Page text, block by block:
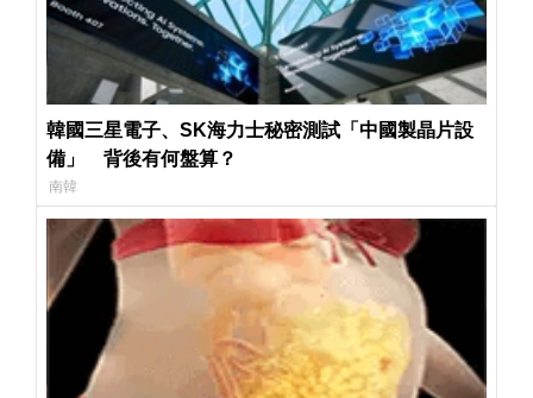
韓國三星電子、SK海力士秘密測試「中國製晶片設
備」 背後有何盤算？
南韓